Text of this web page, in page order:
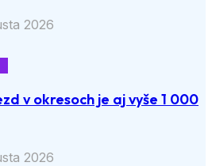
2026
v okresoch je aj vyše 1 000
2026